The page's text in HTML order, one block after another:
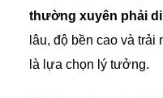
thường xuyên phải
lâu, độ bền cao và trải
là lựa chọn lý tưởng.